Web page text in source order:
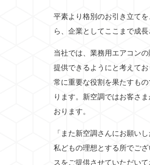
平素より格別のお引き立て
ら、企業としてここまで成
当社では、業務用エアコン
提供できるようにと考えて
常に重要な役割を果たすも
ります。新空調ではお客さ
おります。
「また新空調さんにお願い
私どもの理想とする所でご
スをご提供させていただい